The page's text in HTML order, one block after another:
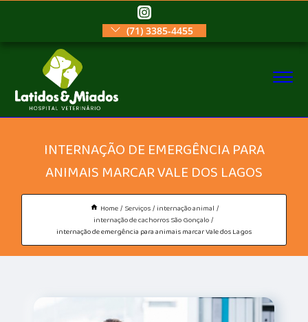
(71) 3385-4455
INTERNAÇÃO DE EMERGÊNCIA PARA
ANIMAIS MARCAR VALE DOS LAGOS
Home Serviços
internação animal
internação de cachorros São Gonçalo
internação de emergência para animais marcar Vale dos Lagos